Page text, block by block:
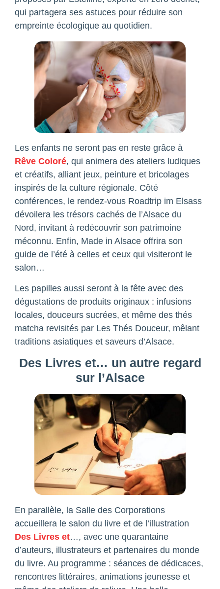
qui partagera ses astuces pour réduire son
empreinte écologique au quotidien.
Les enfants ne seront pas en reste grâce à
Rêve Coloré, qui animera des ateliers ludiques
et créatifs, alliant jeux, peinture et bricolages
inspirés de la culture régionale. Côté
conférences, le rendez-vous Roadtrip im Elsass
dévoilera les trésors cachés de l’Alsace du
Nord, invitant à redécouvrir son patrimoine
méconnu. Enfin, Made in Alsace offrira son
guide de l’été à celles et ceux qui visiteront le
salon…
Les papilles aussi seront à la fête avec des
dégustations de produits originaux : infusions
locales, douceurs sucrées, et même des thés
matcha revisités par Les Thés Douceur, mêlant
traditions asiatiques et saveurs d’Alsace.
Des Livres et… un autre regard
sur l’Alsace
En parallèle, la Salle des Corporations
accueillera le salon du livre et de l’illustration
Des Livres et…, avec une quarantaine
d’auteurs, illustrateurs et partenaires du monde
du livre. Au programme : séances de dédicaces,
rencontres littéraires, animations jeunesse et